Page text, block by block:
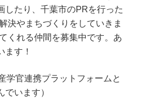
したり、千葉市のPRを行った
決やまちづくりをしていきま
くれる仲間を募集中です。あ
ます！
学官連携プラットフォームと
います）